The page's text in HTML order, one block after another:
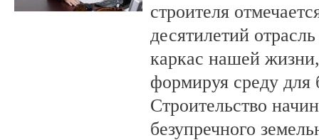
строителя
десятилетий
каркас нашей
формируя среду
Строительство
безупречного